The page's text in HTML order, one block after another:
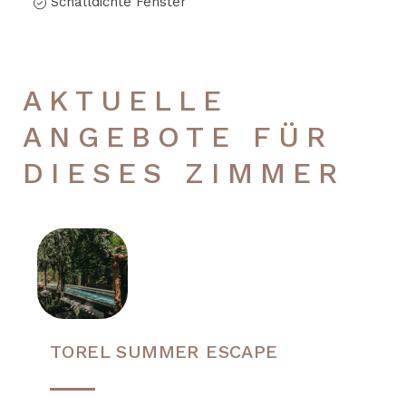
AKTUELLE
ANGEBOTE FÜR
DIESES ZIMMER
TOREL SUMMER ESCAPE